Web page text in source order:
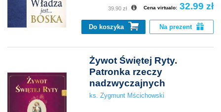
Cena virtualo: 32.99 zł
39.90 zł
Do koszyka Na prezent
Żywot Świętej Ryty.
Patronka rzeczy
nadzwyczajnych
ks. Zygmunt Mścichowski